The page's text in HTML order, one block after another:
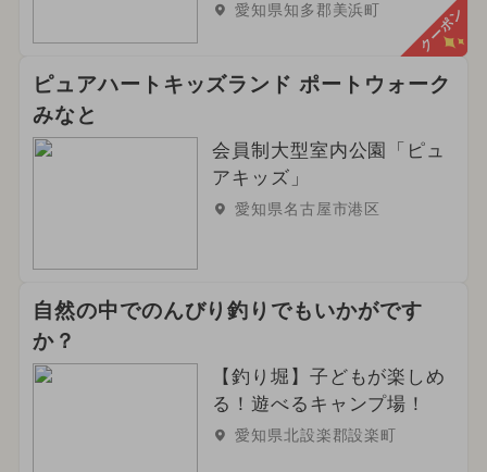
愛知県知多郡美浜町 クーポン
ピュアハートキッズランド ポートウォーク
みなと
会員制大型室内公園「ピュ
アキッズ」
愛知県名古屋市港区
自然の中でのんびり釣りでもいかがです
か？
【釣り堀】子どもが楽しめ
る！遊べるキャンプ場！
愛知県北設楽郡設楽町